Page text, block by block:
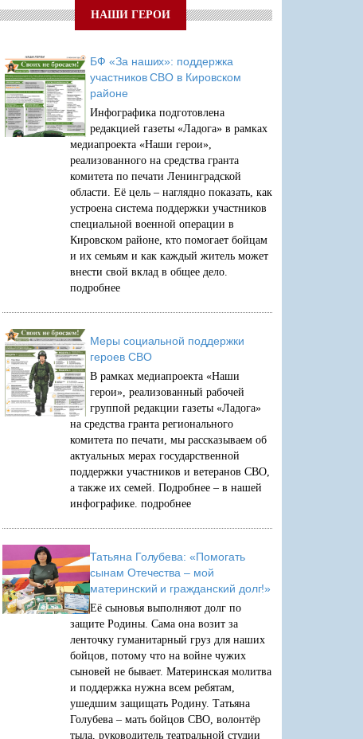
НАШИ ГЕРОИ
БФ «За наших»: поддержка
участников СВО в Кировском
районе
Инфографика подготовлена
редакцией газеты «Ладога» в рамках
медиапроекта «Наши герои»,
реализованного на средства гранта
комитета по печати Ленинградской
области. Её цель – наглядно показать, как
устроена система поддержки участников
специальной военной операции в
Кировском районе, кто помогает бойцам
и их семьям и как каждый житель может
внести свой вклад в общее дело.
подробнее
Меры социальной поддержки
героев СВО
В рамках медиапроекта «Наши
герои», реализованный рабочей
группой редакции газеты «Ладога»
на средства гранта регионального
комитета по печати, мы рассказываем об
актуальных мерах государственной
поддержки участников и ветеранов СВО,
а также их семей. Подробнее – в нашей
инфографике. подробнее
Татьяна Голубева: «Помогать
сынам Отечества – мой
материнский и гражданский долг!»
Её сыновья выполняют долг по
защите Родины. Сама она возит за
ленточку гуманитарный груз для наших
бойцов, потому что на войне чужих
сыновей не бывает. Материнская молитва
и поддержка нужна всем ребятам,
ушедшим защищать Родину. Татьяна
Голубева – мать бойцов СВО, волонтёр
тыла, руководитель театральной студии